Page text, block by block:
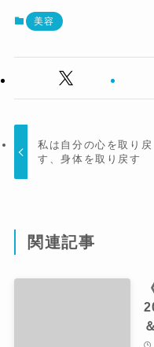
美容
私は自分の心を取り戻
す、身体を取り戻す
関連記事